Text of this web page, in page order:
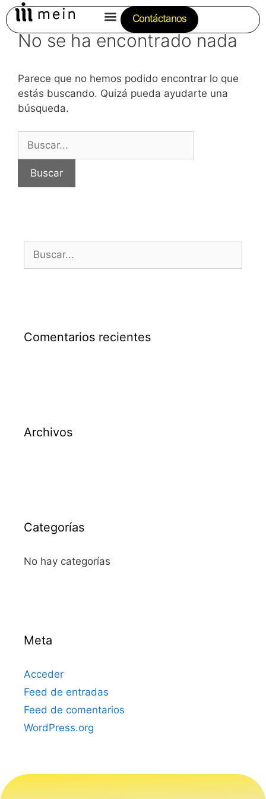
Servicios
Blog
Contáctanos
No se ha encontrado nada
Parece que no hemos podido encontrar lo que
estás buscando. Quizá pueda ayudarte una
búsqueda.
Comentarios recientes
Archivos
Categorías
No hay categorías
Meta
Acceder
Feed de entradas
Feed de comentarios
WordPress.org